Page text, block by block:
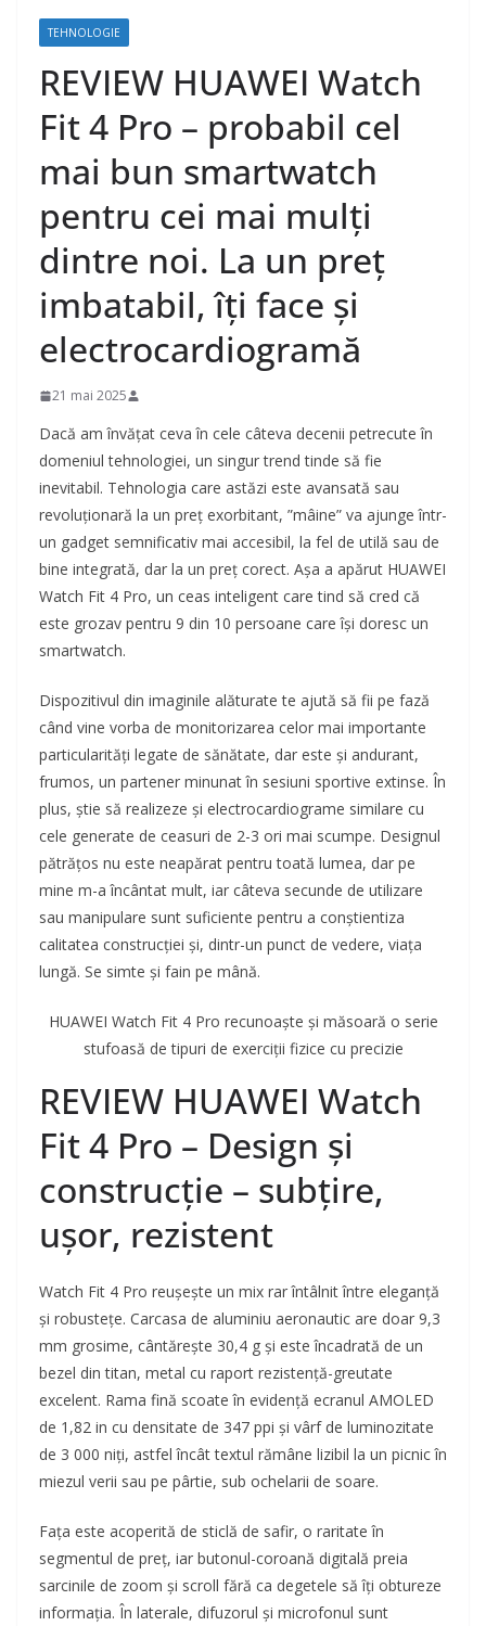
TEHNOLOGIE
REVIEW HUAWEI Watch
Fit 4 Pro – probabil cel
mai bun smartwatch
pentru cei mai mulți
dintre noi. La un preț
imbatabil, îți face și
electrocardiogramă
21 mai 2025
Dacă am învățat ceva în cele câteva decenii petrecute în
domeniul tehnologiei, un singur trend tinde să fie
inevitabil. Tehnologia care astăzi este avansată sau
revoluționară la un preț exorbitant, ”mâine” va ajunge într-
un gadget semnificativ mai accesibil, la fel de utilă sau de
bine integrată, dar la un preț corect. Așa a apărut HUAWEI
Watch Fit 4 Pro, un ceas inteligent care tind să cred că
este grozav pentru 9 din 10 persoane care își doresc un
smartwatch.
Dispozitivul din imaginile alăturate te ajută să fii pe fază
când vine vorba de monitorizarea celor mai importante
particularități legate de sănătate, dar este și andurant,
frumos, un partener minunat în sesiuni sportive extinse. În
plus, știe să realizeze și electrocardiograme similare cu
cele generate de ceasuri de 2-3 ori mai scumpe. Designul
pătrățos nu este neapărat pentru toată lumea, dar pe
mine m-a încântat mult, iar câteva secunde de utilizare
sau manipulare sunt suficiente pentru a conștientiza
calitatea construcției și, dintr-un punct de vedere, viața
lungă. Se simte și fain pe mână.
HUAWEI Watch Fit 4 Pro recunoaște și măsoară o serie
stufoasă de tipuri de exerciții fizice cu precizie
REVIEW HUAWEI Watch
Fit 4 Pro – Design și
construcție – subțire,
ușor, rezistent
Watch Fit 4 Pro reușește un mix rar întâlnit între eleganță
și robustețe. Carcasa de aluminiu aeronautic are doar 9,3
mm grosime, cântărește 30,4 g și este încadrată de un
bezel din titan, metal cu raport rezistență-greutate
excelent. Rama fină scoate în evidență ecranul AMOLED
de 1,82 in cu densitate de 347 ppi și vârf de luminozitate
de 3 000 niți, astfel încât textul rămâne lizibil la un picnic în
miezul verii sau pe pârtie, sub ochelarii de soare.
Fața este acoperită de sticlă de safir, o raritate în
segmentul de preț, iar butonul-coroană digitală preia
sarcinile de zoom și scroll fără ca degetele să îți obtureze
informația. În laterale, difuzorul și microfonul sunt